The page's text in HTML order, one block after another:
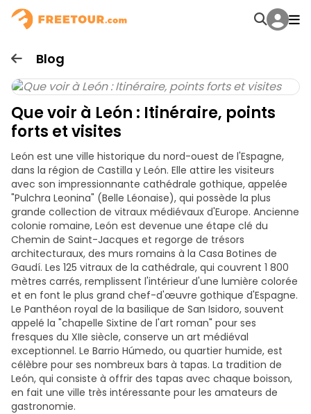
Blog
Que voir à León : Itinéraire, points
forts et visites
León est une ville historique du nord-ouest de l'Espagne,
dans la région de Castilla y León. Elle attire les visiteurs
avec son impressionnante cathédrale gothique, appelée
"Pulchra Leonina" (Belle Léonaise), qui possède la plus
grande collection de vitraux médiévaux d'Europe. Ancienne
colonie romaine, León est devenue une étape clé du
Chemin de Saint-Jacques et regorge de trésors
architecturaux, des murs romains à la Casa Botines de
Gaudí. Les 125 vitraux de la cathédrale, qui couvrent 1 800
mètres carrés, remplissent l'intérieur d'une lumière colorée
et en font le plus grand chef-d'œuvre gothique d'Espagne.
Le Panthéon royal de la basilique de San Isidoro, souvent
appelé la "chapelle Sixtine de l'art roman" pour ses
fresques du XIIe siècle, conserve un art médiéval
exceptionnel. Le Barrio Húmedo, ou quartier humide, est
célèbre pour ses nombreux bars à tapas. La tradition de
León, qui consiste à offrir des tapas avec chaque boisson,
en fait une ville très intéressante pour les amateurs de
gastronomie.